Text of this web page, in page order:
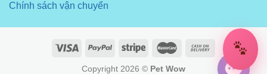
Chính sách vận chuyển
Copyright 2026 © Pet Wow